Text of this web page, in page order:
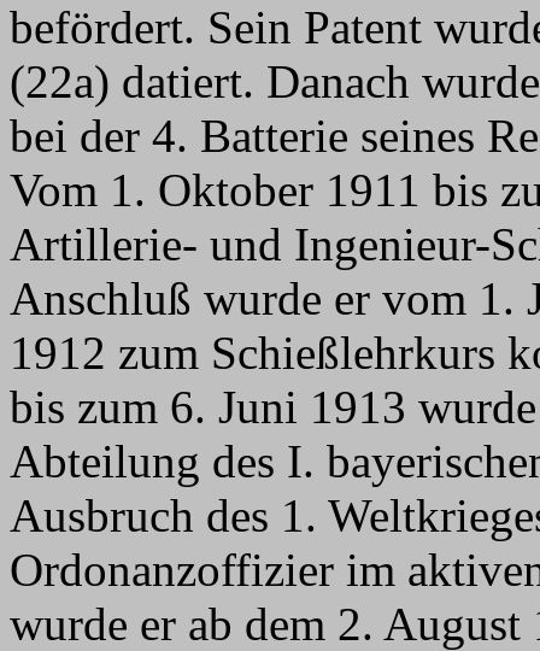
befördert. Sein Patent
(22a) datiert. Danach
bei der 4. Batterie seines
Vom 1. Oktober 1911 bis
Artillerie- und Ingenieur-
Anschluß wurde er vom 1.
1912 zum Schießlehrkurs
bis zum 6. Juni 1913
Abteilung des I.
Ausbruch des 1.
Ordonanzoffizier im
wurde er ab dem 2.